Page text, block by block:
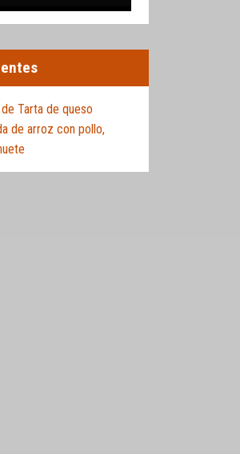
Tarta de queso
de arroz con pollo,